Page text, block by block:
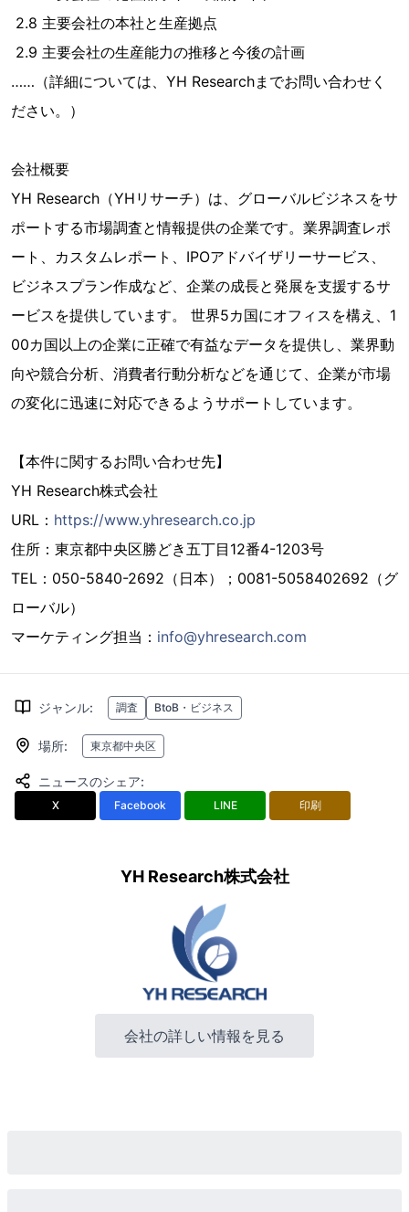
2.8 主要会社の本社と生産拠点
2.9 主要会社の生産能力の推移と今後の計画
……（詳細については、YH Researchまでお問い合わせく
ださい。）
会社概要
YH Research（YHリサーチ）は、グローバルビジネスをサ
ポートする市場調査と情報提供の企業です。業界調査レポ
ート、カスタムレポート、IPOアドバイザリーサービス、
ビジネスプラン作成など、企業の成長と発展を支援するサ
ービスを提供しています。 世界5カ国にオフィスを構え、1
00カ国以上の企業に正確で有益なデータを提供し、業界動
向や競合分析、消費者行動分析などを通じて、企業が市場
の変化に迅速に対応できるようサポートしています。
【本件に関するお問い合わせ先】
YH Research株式会社
URL： https://www.yhresearch.co.jp
住所：東京都中央区勝どき五丁目12番4-1203号
TEL：050-5840-2692（日本）；0081-5058402692（グ
ローバル）
マーケティング担当： info@yhresearch.com
ジャンル: 調査 BtoB・ビジネス
場所: 東京都中央区
ニュースのシェア:
X Facebook LINE 印刷
YH Research株式会社
会社の詳しい情報を見る